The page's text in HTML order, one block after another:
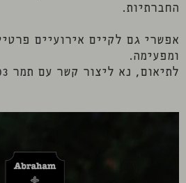
החברתיות.
אפשרי גם לקיים אירועיים
ומפעימה.
לתיאום, נא ליצור קשר עם תמר 052-4225803